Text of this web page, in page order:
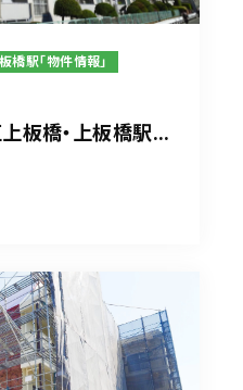
橋駅「物件情報」
板橋・上板橋駅...